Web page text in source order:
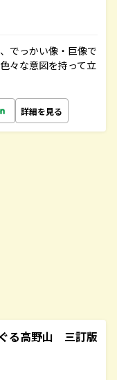
でっかい像・巨像で
々な意図を持って立
詳細を見る
る高野山 三訂版